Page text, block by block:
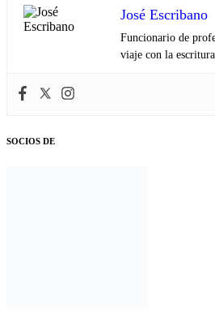
José Escribano
Funcionario de
viaje con la
SOCIOS DE